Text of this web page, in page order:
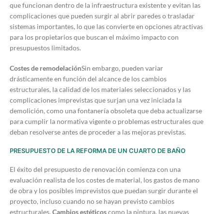
que funcionan dentro de la infraestructura existente y evitan las
complicaciones que pueden surgir al abrir paredes o trasladar
sistemas importantes, lo que las convierte en opciones atractivas
para los propietarios que buscan el máximo impacto con
presupuestos limitados.
Costes de remodelaciónSin embargo, pueden variar
drásticamente en función del alcance de los cambios
estructurales, la calidad de los materiales seleccionados y las
complicaciones imprevistas que surjan una vez iniciada la
demolición, como una fontanería obsoleta que deba actualizarse
para cumplir la normativa vigente o problemas estructurales que
deban resolverse antes de proceder a las mejoras previstas.
PRESUPUESTO DE LA REFORMA DE UN CUARTO DE BAÑO
El éxito del presupuesto de renovación comienza con una
evaluación realista de los costes de material, los gastos de mano
de obra y los posibles imprevistos que puedan surgir durante el
proyecto, incluso cuando no se hayan previsto cambios
estructurales. Cambios estéticoscomo la pintura, las nuevas